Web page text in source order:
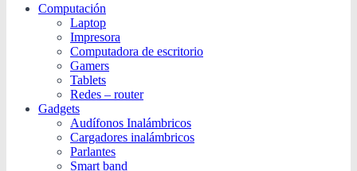
Computación
Laptop
Impresora
Computadora de escritorio
Gamers
Tablets
Redes – router
Gadgets
Audífonos Inalámbricos
Cargadores inalámbricos
Parlantes
Smart band